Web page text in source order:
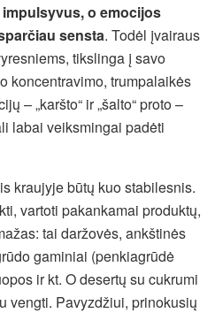
o emocijos
sensta. Todėl įvairaus
tikslinga į savo
koncentravimo, trumpalaikės
– „karšto“ ir „šalto“ proto –
labai veiksmingai padėti
kraujyje būtų kuo stabilesnis.
vartoti pakankamai produktų,
tai daržovės, ankštinės
gaminiai (penkiagrūdė
ir kt. O desertų su cukrumi
vengti. Pavyzdžiui, prinokusių